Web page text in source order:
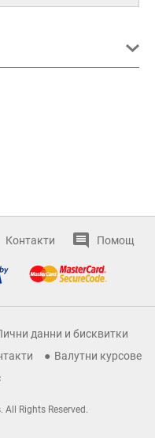
Контакти Помощ
данни и бисквитки
Валутни курсове
Rights Reserved.